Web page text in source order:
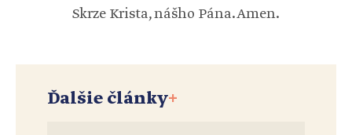
Skrze Krista, nášho Pána. Amen.
Ďalšie články+